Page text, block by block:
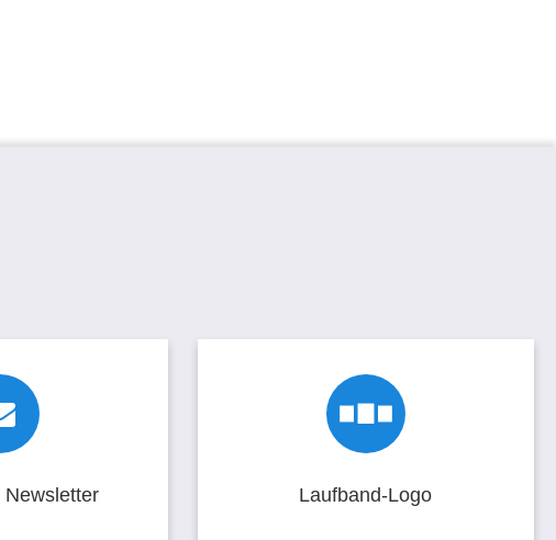
im SoftGuide
1.200 aktiven
Laufband-Logo
Laufband-Logo
Erhöhen Sie die Werbewirkung für Ihr
das an prominenter Stelle im oberen
Bereich Ihrer gewünschten Rubrik